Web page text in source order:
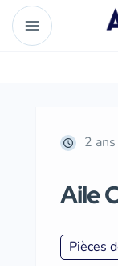
2 ans
Aile
Pièces